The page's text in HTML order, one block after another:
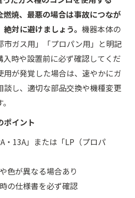
燃焼、最悪の場合は事故につなが
対に避けましょう。 機器本体の
市ガス用」「プロパン用」と明記
入時や設置前に必ず確認してくだ
用が発覚した場合は、速やかにガ
談し、適切な部品交換や機種変更
ポイント
・13A」または「LP（プロパ
色が異なる場合あり
の仕様書を必ず確認